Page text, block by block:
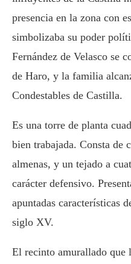
presencia en la zona con
simbolizaba su poder
Fernández de Velasco se
de Haro, y la familia
Condestables de Castilla.
Es una torre de planta
bien trabajada. Consta de
almenas, y un tejado a
carácter defensivo.
apuntadas características
siglo XV.
El recinto amurallado que